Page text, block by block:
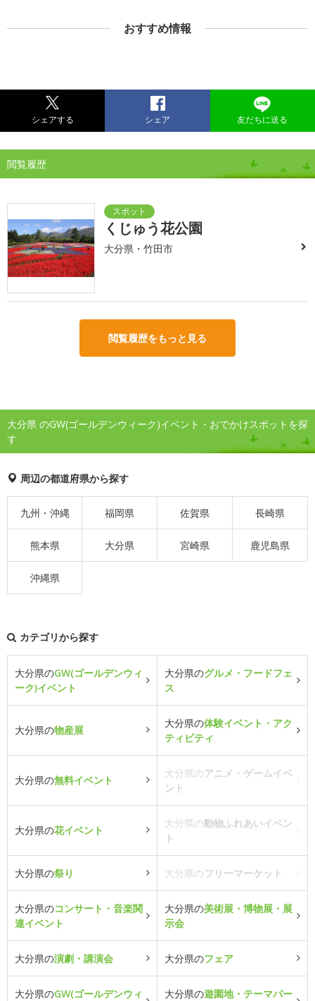
おすすめ情報
シェアする シェア 友だちに送る
閲覧履歴
くじゅう花公園
大分県・竹田市
閲覧履歴をもっと見る
大分県 のGW(ゴールデンウィーク)イベント・おでかけスポットを探
す
周辺の都道府県から探す
九州・沖縄 福岡県 佐賀県 長崎県
熊本県 大分県 宮崎県 鹿児島県
沖縄県
カテゴリから探す
大分県のGW(ゴールデンウィ
ーク)イベント
大分県のグルメ・フードフェ
ス
大分県の物産展
大分県の体験イベント・アク
ティビティ
大分県の無料イベント
大分県のアニメ・ゲームイベ
ント
大分県の花イベント
大分県の動物ふれあいイベン
ト
大分県の祭り 大分県のフリーマーケット
大分県のコンサート・音楽関
連イベント
大分県の美術展・博物展・展
示会
大分県の演劇・講演会 大分県のフェア
大分県のGW(ゴールデンウィ 大分県の遊園地・テーマパー